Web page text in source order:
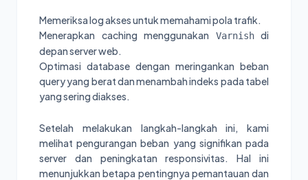
Memeriksa log akses untuk memahami pola trafik.
Menerapkan caching menggunakan Varnishdi
depan server web.
Optimasi database dengan meringankan beban
query yang berat dan menambah indeks pada tabel
yang sering diakses.
Setelah melakukan langkah-langkah ini, kami
melihat pengurangan beban yang signifikan pada
server dan peningkatan responsivitas. Hal ini
menunjukkan betapa pentingnya pemantauan dan